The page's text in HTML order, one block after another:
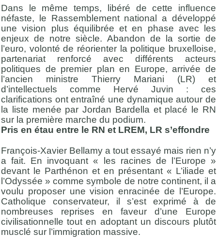
Dans le même temps, libéré de cette influence
néfaste, le Rassemblement national a développé
une vision plus équilibrée et en phase avec les
enjeux de notre siècle. Abandon de la sortie de
l’euro, volonté de réorienter la politique bruxelloise,
partenariat renforcé avec différents acteurs
politiques de premier plan en Europe, arrivée de
l’ancien ministre Thierry Mariani (LR) et
d’intellectuels comme Hervé Juvin : ces
clarifications ont entraîné une dynamique autour de
la liste menée par Jordan Bardella et placé le RN
sur la première marche du podium.
Pris en étau entre le RN et LREM, LR s’effondre
François-Xavier Bellamy a tout essayé mais rien n’y
a fait. En invoquant « les racines de l’Europe »
devant le Parthénon et en présentant « L’iliade et
l’Odyssée » comme symbole de notre continent, il a
voulu proposer une vision enracinée de l’Europe.
Catholique conservateur, il s’est exprimé à de
nombreuses reprises en faveur d’une Europe
civilisationnelle tout en adoptant un discours plutôt
musclé sur l’immigration massive.